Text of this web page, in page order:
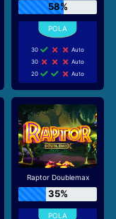
58%
30
Auto
30
Auto
20
Auto
Raptor Doublemax
35%